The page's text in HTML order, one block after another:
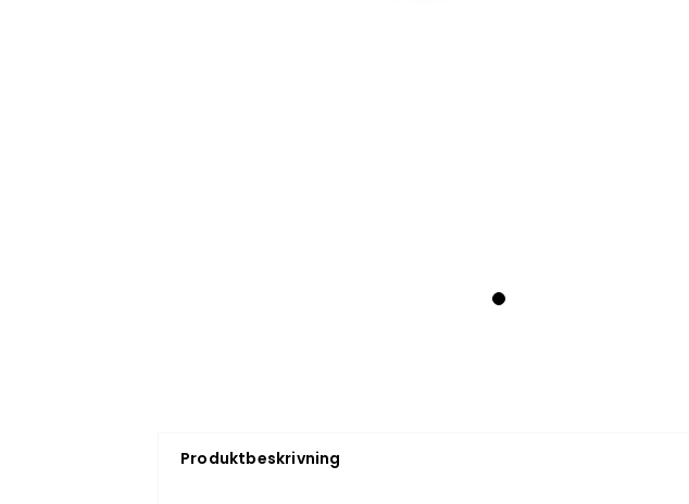
Produktbeskrivning